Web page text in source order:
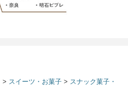
> スイーツ・お菓子 > スナック菓子・